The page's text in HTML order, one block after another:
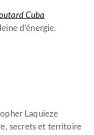
Cuba
d’énergie.
Laquieze
secrets et territoire